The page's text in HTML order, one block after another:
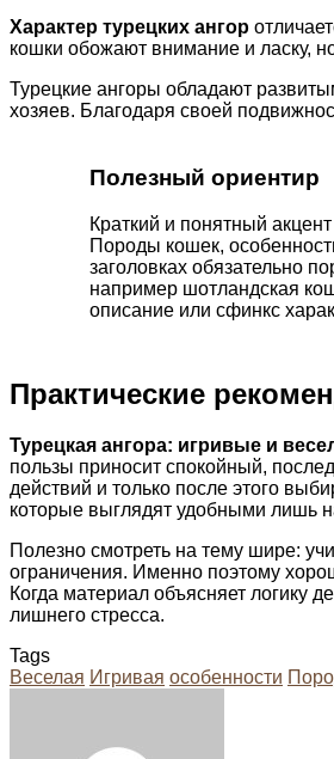
Характер турецких ангор
кошки обожают внимание и ласку,
Турецкие ангоры обладают
хозяев. Благодаря своей
Полезный ориентир
Краткий и понятный
Породы кошек,
заголовках обязательно
например шотландская
описание или сфинкс
Практические
Турецкая ангора: игривые и
пользы приносит спокойный,
действий и только после этого
которые выглядят удобными лишь
Полезно смотреть на тему шире:
ограничения. Именно поэтому
Когда материал объясняет логику
лишнего стресса.
Tags
Веселая Игривая особенности